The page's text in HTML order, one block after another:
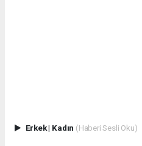
Erkek| Kadın (Haberi Sesli Oku)